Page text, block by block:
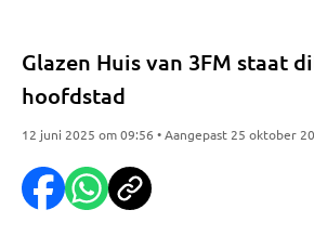
Glazen Huis van 3FM staat
hoofdstad
12 juni 2025 om 09:56 • Aangepast 25 oktober